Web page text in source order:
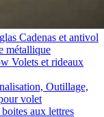
Cadenas et antivol
métallique
Volets et rideaux
Outillage,
volet
boites aux lettres